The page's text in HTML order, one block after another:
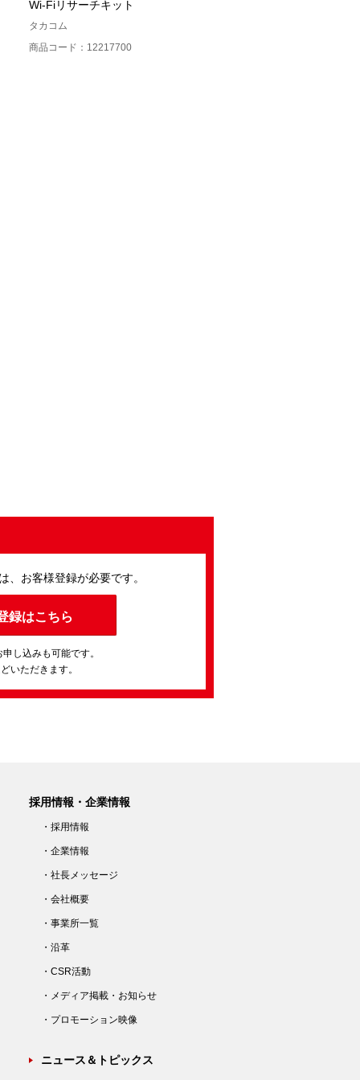
Wi-Fiリサーチキット
タカコム
商品コード：12217700
、お客様登録が必要です。
録はこちら
し込みも可能です。
いただきます。
採用情報・企業情報
・採用情報
・企業情報
・社長メッセージ
・会社概要
・事業所一覧
・沿革
・CSR活動
・メディア掲載・お知らせ
・プロモーション映像
ニュース＆トピックス